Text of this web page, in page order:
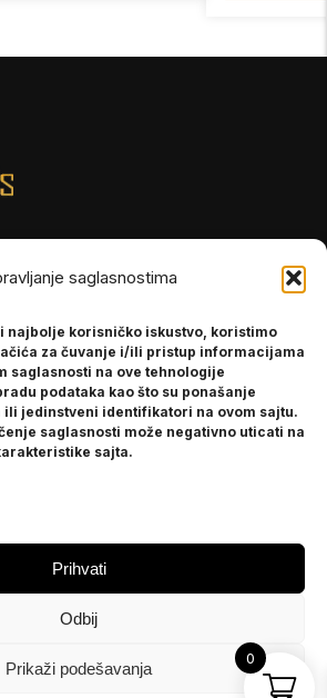
saglasnostima
najbolje korisničko iskustvo, koristimo
za čuvanje i/ili pristup informacijama
saglasnosti na ove tehnologije
podataka kao što su ponašanje
jedinstveni identifikatori na ovom sajtu.
saglasnosti može negativno uticati na
sajta.
Prihvati
Odbij
Prikaži podešavanja
0